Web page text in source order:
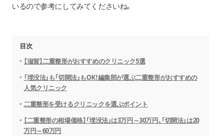
いるので参考にしてみてくださいね。
目次
【滋賀】二重整形がおすすめのクリニック5選
「埋没法」も「切開法」もOK！編集部が選ぶ二重整形がおすすめの
人気クリニック
二重整形を受けるクリニックを選ぶポイント
【二重整形の相場価格】「埋没法」は3万円～30万円、「切開法」は20
万円～60万円